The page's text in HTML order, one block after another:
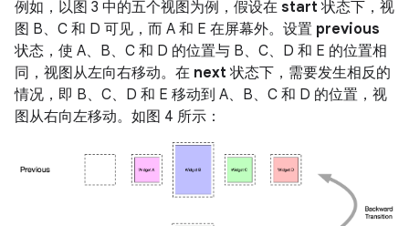
例如，以图 3 中的五个视图为例，假设在 start 状态下，视
图 B、C 和 D 可见，而 A 和 E 在屏幕外。设置 previous
状态，使 A、B、C 和 D 的位置与 B、C、D 和 E 的位置相
同，视图从左向右移动。在 next 状态下，需要发生相反的
情况，即 B、C、D 和 E 移动到 A、B、C 和 D 的位置，视
图从右向左移动。如图 4 所示：